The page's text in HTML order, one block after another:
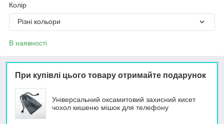
Колір
Різні кольори
В наявності
При купівлі цього товару отримайте подарунок
Універсальний оксамитовий захисний кисет
чохол кишеню мішок для телефону